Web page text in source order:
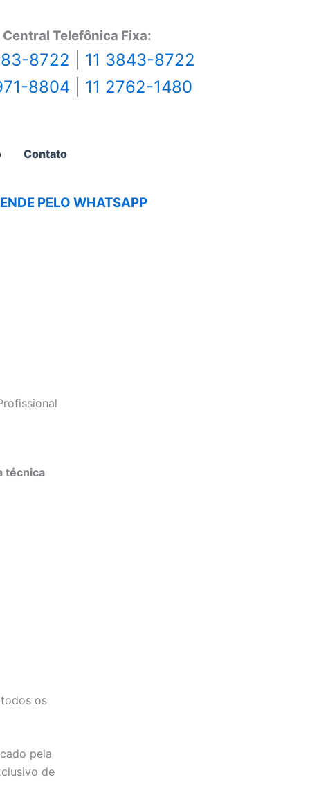
Central Telefônica Fixa:
8722
11 3843-8722
8804
11 2762-1480
Contato
PELO WHATSAPP
técnica
os
pela
de